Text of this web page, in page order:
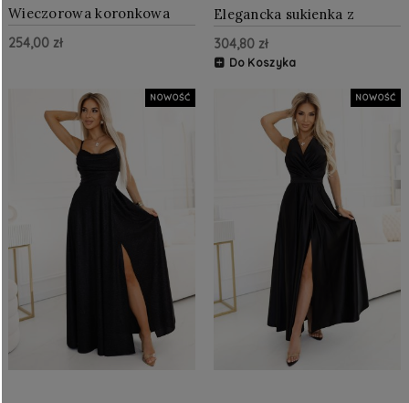
Wieczorowa koronkowa
suknia maxi typu rybka z
długim rękawem Czarna
254,00 zł
Elegancka sukienka z
kopertowym dekoltem
CZARNA
304,80 zł
Do Koszyka
NOWOŚĆ NOWOŚĆ